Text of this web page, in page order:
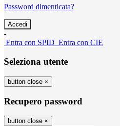
Password dimenticata?
-
Entra con SPID Entra con CIE
Seleziona utente
button close ×
Recupero password
button close ×